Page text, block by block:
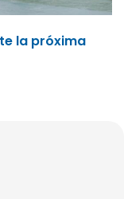
la próxima